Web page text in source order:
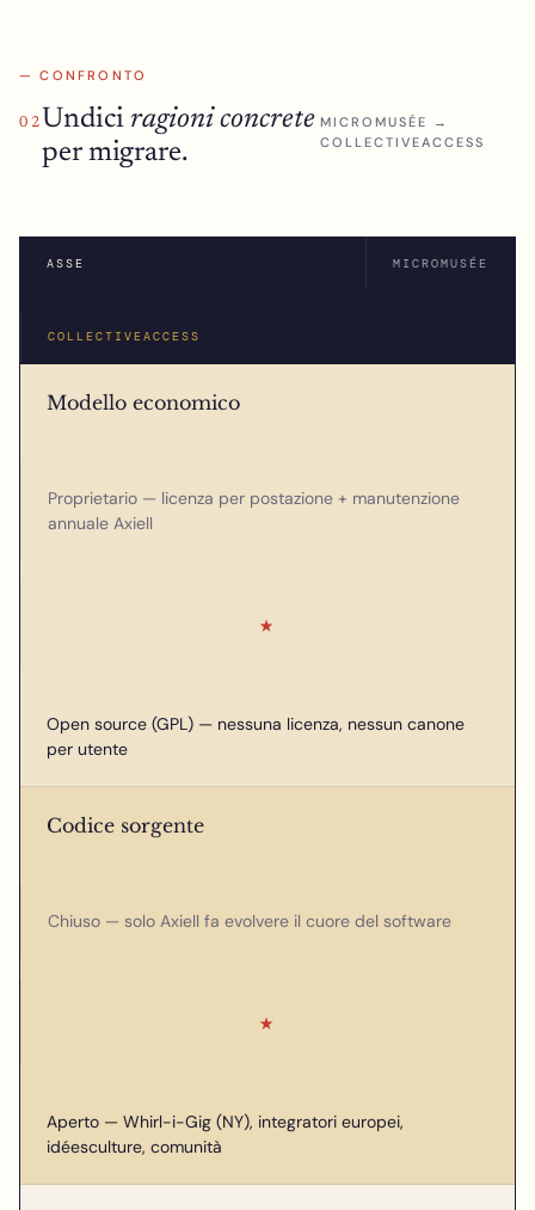
— CONFRONTO
02 Undiciragioni concrete
per migrare.
MICROMUSÉE →
COLLECTIVEACCESS
ASSE MICROMUSÉE
COLLECTIVEACCESS
Modello economico
Proprietario — licenza per postazione + manutenzione
annuale Axiell
★
Open source (GPL) — nessuna licenza, nessun canone
per utente
Codice sorgente
Chiuso — solo Axiell fa evolvere il cuore del software
★
Aperto — Whirl-i-Gig (NY), integratori europei,
idéesculture, comunità